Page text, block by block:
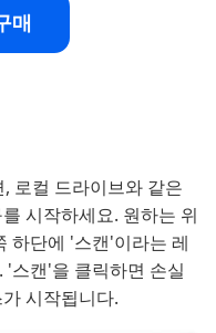
매
로컬 드라이브와 같은
시작하세요. 원하는 위
하단에 '스캔'이라는 레
'스캔'을 클릭하면 손실
시작됩니다.